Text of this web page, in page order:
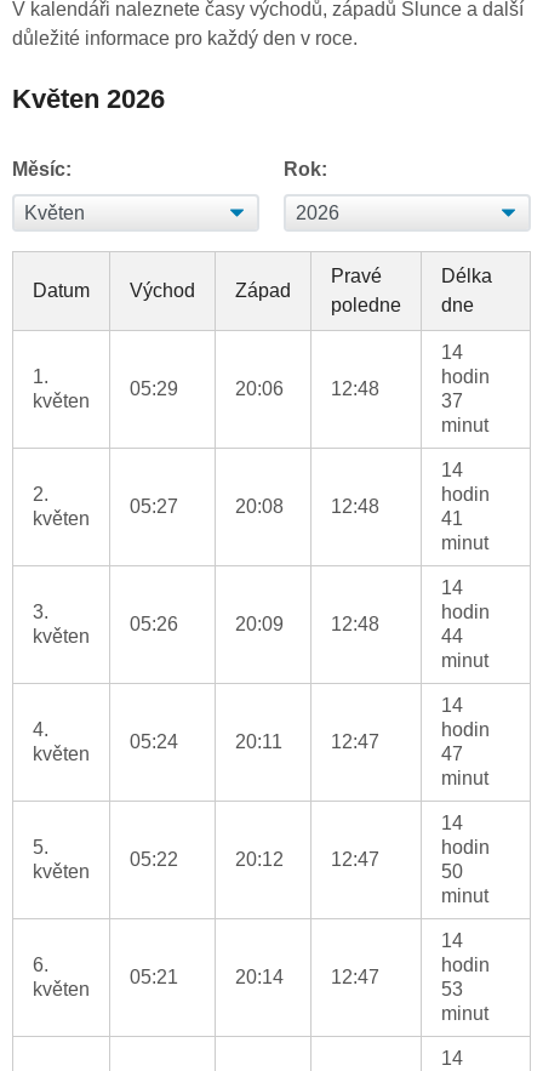
V kalendáři naleznete časy východů, západů Slunce a další
důležité informace pro každý den v roce.
Květen 2026
Měsíc: Rok:
Datum Východ Západ
Pravé
poledne
Délka
dne
1.
květen
05:29 20:06 12:48
14
hodin
37
minut
2.
květen
05:27 20:08 12:48
14
hodin
41
minut
3.
květen
05:26 20:09 12:48
14
hodin
44
minut
4.
květen
05:24 20:11 12:47
14
hodin
47
minut
5.
květen
05:22 20:12 12:47
14
hodin
50
minut
6.
květen
05:21 20:14 12:47
14
hodin
53
minut
14